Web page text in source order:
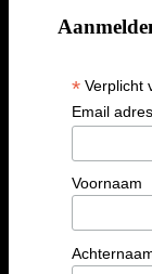
*Verplicht
Email adres
Voornaam